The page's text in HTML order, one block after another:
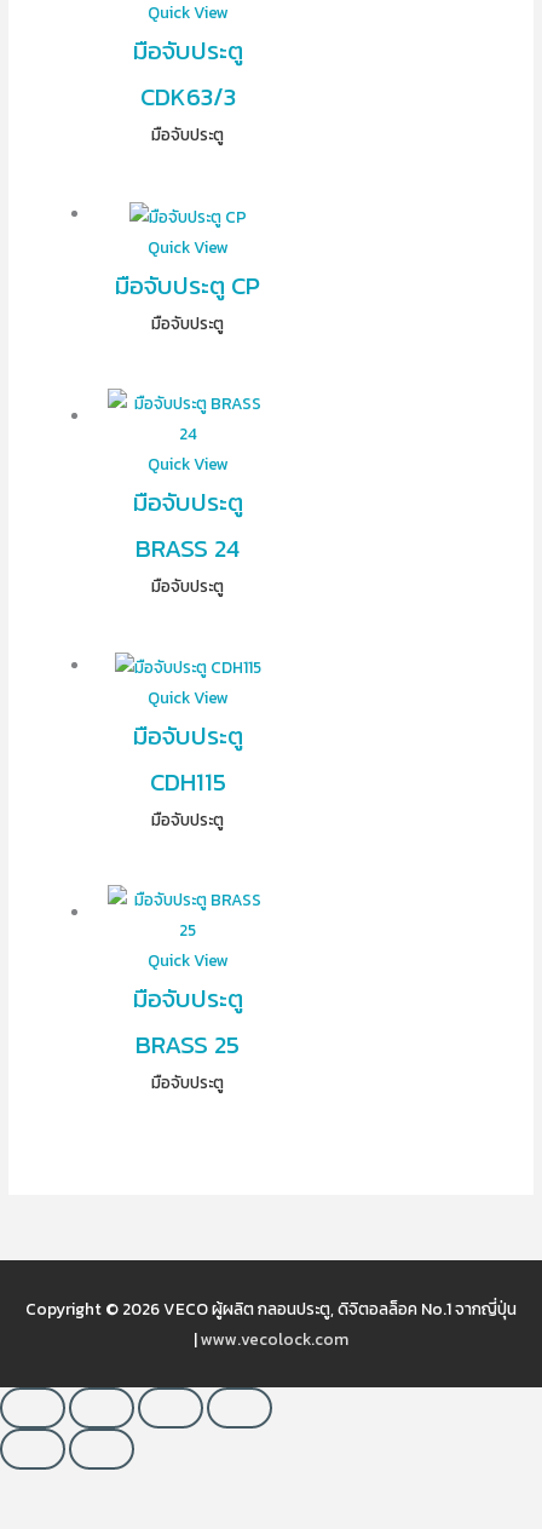
Quick View
มือจับประตู
CDK63/3
มือจับประตู
Quick View
มือจับประตู CP
มือจับประตู
Quick View
มือจับประตู
BRASS 24
มือจับประตู
Quick View
มือจับประตู
CDH115
มือจับประตู
Quick View
มือจับประตู
BRASS 25
มือจับประตู
Copyright © 2026VECO ผู้ผลิต กลอนประตู, ดิจิตอลล็อค No.1 จากญี่ปุ่น
|www.vecolock.com